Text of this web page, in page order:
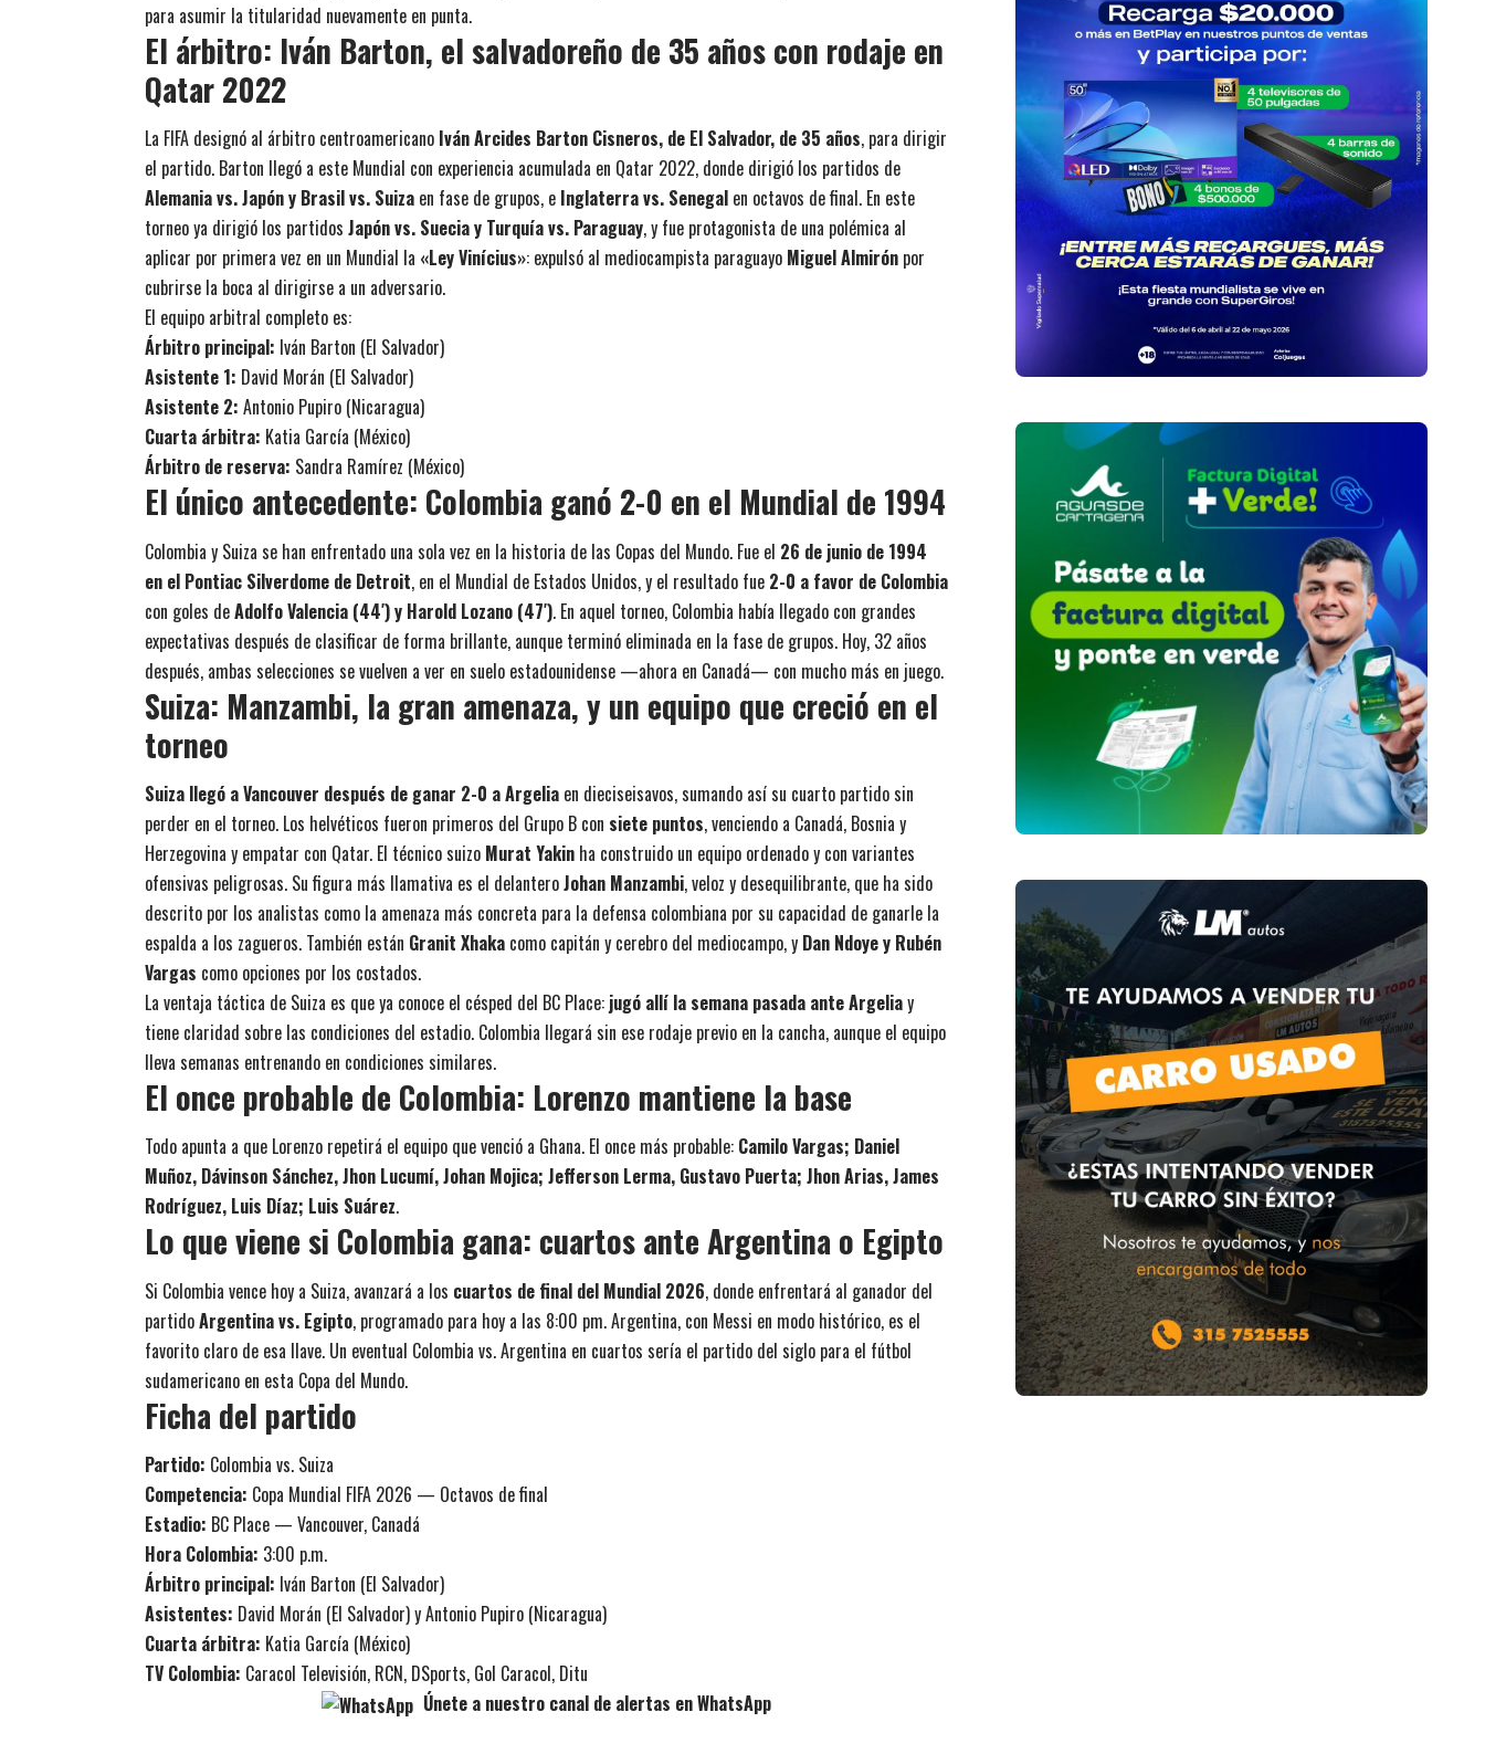
para asumir la titularidad nuevamente en punta.
El árbitro: Iván Barton, el salvadoreño de 35 años con rodaje en
Qatar 2022
La FIFA designó al árbitro centroamericano Iván Arcides Barton Cisneros, de El Salvador, de 35 años, para dirigir
el partido. Barton llegó a este Mundial con experiencia acumulada en Qatar 2022, donde dirigió los partidos de
Alemania vs. Japón y Brasil vs. Suiza en fase de grupos, e Inglaterra vs. Senegal en octavos de final. En este
torneo ya dirigió los partidos Japón vs. Suecia y Turquía vs. Paraguay, y fue protagonista de una polémica al
aplicar por primera vez en un Mundial la «Ley Vinícius»: expulsó al mediocampista paraguayo Miguel Almirón por
cubrirse la boca al dirigirse a un adversario.
El equipo arbitral completo es:
Árbitro principal: Iván Barton (El Salvador)
Asistente 1: David Morán (El Salvador)
Asistente 2: Antonio Pupiro (Nicaragua)
Cuarta árbitra: Katia García (México)
Árbitro de reserva: Sandra Ramírez (México)
El único antecedente: Colombia ganó 2-0 en el Mundial de 1994
Colombia y Suiza se han enfrentado una sola vez en la historia de las Copas del Mundo. Fue el 26 de junio de 1994
en el Pontiac Silverdome de Detroit, en el Mundial de Estados Unidos, y el resultado fue 2-0 a favor de Colombia
con goles deAdolfo Valencia (44′) y Harold Lozano (47′). En aquel torneo, Colombia había llegado con grandes
expectativas después de clasificar de forma brillante, aunque terminó eliminada en la fase de grupos. Hoy, 32 años
después, ambas selecciones se vuelven a ver en suelo estadounidense —ahora en Canadá— con mucho más en juego.
Suiza: Manzambi, la gran amenaza, y un equipo que creció en el
torneo
Suiza llegó a Vancouver después de ganar 2-0 a Argelia en dieciseisavos, sumando así su cuarto partido sin
perder en el torneo. Los helvéticos fueron primeros del Grupo B con siete puntos, venciendo a Canadá, Bosnia y
Herzegovina y empatar con Qatar. El técnico suizo Murat Yakin ha construido un equipo ordenado y con variantes
ofensivas peligrosas. Su figura más llamativa es el delanteroJohan Manzambi, veloz y desequilibrante, que ha sido
descrito por los analistas como la amenaza más concreta para la defensa colombiana por su capacidad de ganarle la
espalda a los zagueros. También están Granit Xhaka como capitán y cerebro del mediocampo, y Dan Ndoye y Rubén
Vargas como opciones por los costados.
La ventaja táctica de Suiza es que ya conoce el césped del BC Place: jugó allí la semana pasada ante Argeliay
tiene claridad sobre las condiciones del estadio. Colombia llegará sin ese rodaje previo en la cancha, aunque el equipo
lleva semanas entrenando en condiciones similares.
El once probable de Colombia: Lorenzo mantiene la base
Todo apunta a que Lorenzo repetirá el equipo que venció a Ghana. El once más probable: Camilo Vargas; Daniel
Muñoz, Dávinson Sánchez, Jhon Lucumí, Johan Mojica; Jefferson Lerma, Gustavo Puerta; Jhon Arias, James
Rodríguez, Luis Díaz; Luis Suárez.
Lo que viene si Colombia gana: cuartos ante Argentina o Egipto
Si Colombia vence hoy a Suiza, avanzará a los cuartos de final del Mundial 2026, donde enfrentará al ganador del
partidoArgentina vs. Egipto, programado para hoy a las 8:00 pm. Argentina, con Messi en modo histórico, es el
favorito claro de esa llave. Un eventual Colombia vs. Argentina en cuartos sería el partido del siglo para el fútbol
sudamericano en esta Copa del Mundo.
Ficha del partido
Partido: Colombia vs. Suiza
Competencia: Copa Mundial FIFA 2026 — Octavos de final
Estadio: BC Place — Vancouver, Canadá
Hora Colombia: 3:00 p.m.
Árbitro principal: Iván Barton (El Salvador)
Asistentes: David Morán (El Salvador) y Antonio Pupiro (Nicaragua)
Cuarta árbitra: Katia García (México)
TV Colombia: Caracol Televisión, RCN, DSports, Gol Caracol, Ditu
Únete a nuestro canal de alertas en WhatsApp